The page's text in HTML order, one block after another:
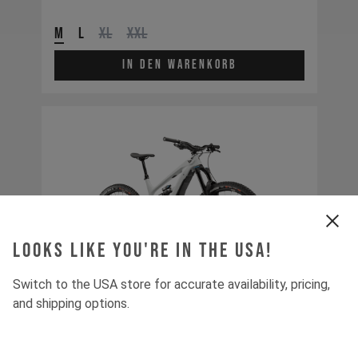
Looks like you're in the USA!
Switch to the USA store for accurate availability, pricing,
and shipping options.
M L XL XXL
In den Warenkorb